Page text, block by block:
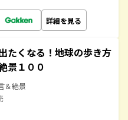
詳細を見る
たくなる！地球の歩き方
景１００
＆絶景